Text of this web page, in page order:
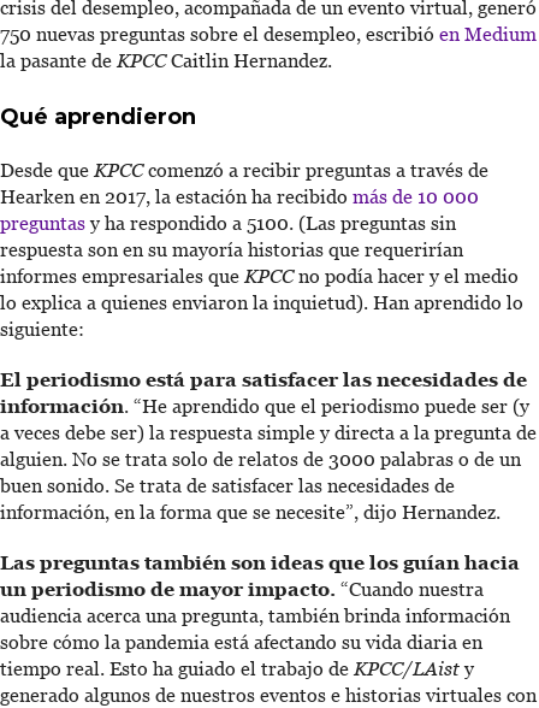
crisis del desempleo, acompañada de un evento virtual, generó
750 nuevas preguntas sobre el desempleo, escribió en Medium
la pasante deKPCCCaitlin Hernandez.
Qué aprendieron
Desde que KPCCcomenzó a recibir preguntas a través de
Hearken en 2017, la estación ha recibido más de 10 000
preguntasy ha respondido a 5100. (Las preguntas sin
respuesta son en su mayoría historias que requerirían
informes empresariales que KPCCno podía hacer y el medio
lo explica a quienes enviaron la inquietud). Han aprendido lo
siguiente:
El periodismo está para satisfacer las necesidades de
información. “He aprendido que el periodismo puede ser (y
a veces debe ser) la respuesta simple y directa a la pregunta de
alguien. No se trata solo de relatos de 3000 palabras o de un
buen sonido. Se trata de satisfacer las necesidades de
información, en la forma que se necesite”, dijo Hernandez.
Las preguntas también son ideas que los guían hacia
un periodismo de mayor impacto. “Cuando nuestra
audiencia acerca una pregunta, también brinda información
sobre cómo la pandemia está afectando su vida diaria en
tiempo real. Esto ha guiado el trabajo de KPCC/LAisty
generado algunos de nuestros eventos e historias virtuales con